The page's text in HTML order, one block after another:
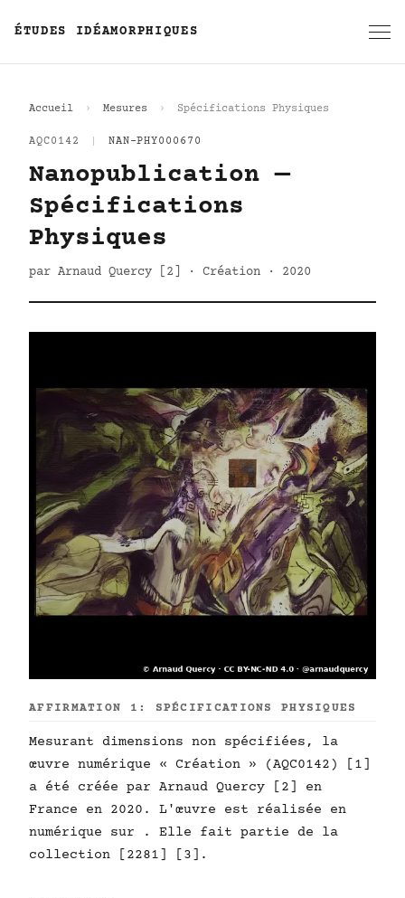
ÉTUDES IDÉAMORPHIQUES
Accueil Mesures Spécifications Physiques
AQC0142 NAN-PHY000670
Nanopublication —
Spécifications
Physiques
par Arnaud Quercy [2] · Création · 2020
AFFIRMATION 1: SPÉCIFICATIONS PHYSIQUES
Mesurant dimensions non spécifiées, la
œuvre numérique « Création » (AQC0142) [1]
a été créée par Arnaud Quercy [2] en
France en 2020. L'œuvre est réalisée en
numérique sur . Elle fait partie de la
collection [2281] [3].